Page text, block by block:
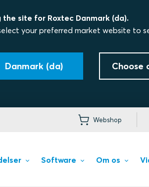
the site for Roxtec Danmark (da).
your preferred market website to
Danmark (da) Choose
Webshop
Software Om os